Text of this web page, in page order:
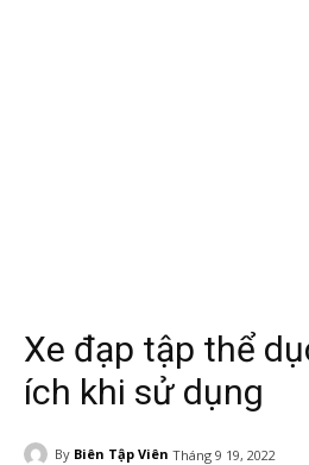
Xe đạp tập thể
ích khi sử dụng
By Biên Tập Viên Tháng 9 19, 2022